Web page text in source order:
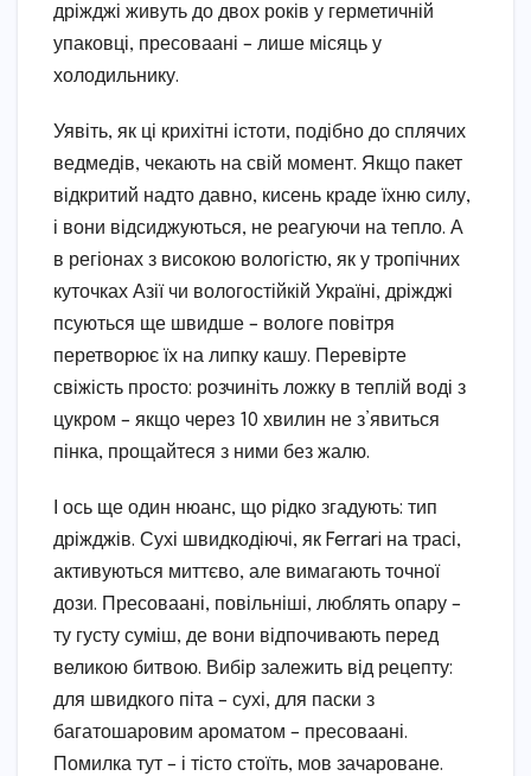
дріжджі живуть до двох років у герметичній
упаковці, пресоваані – лише місяць у
холодильнику.
Уявіть, як ці крихітні істоти, подібно до сплячих
ведмедів, чекають на свій момент. Якщо пакет
відкритий надто давно, кисень краде їхню силу,
і вони відсиджуються, не реагуючи на тепло. А
в регіонах з високою вологістю, як у тропічних
куточках Азії чи вологостійкій Україні, дріжджі
псуються ще швидше – вологе повітря
перетворює їх на липку кашу. Перевірте
свіжість просто: розчиніть ложку в теплій воді з
цукром – якщо через 10 хвилин не з’явиться
пінка, прощайтеся з ними без жалю.
І ось ще один нюанс, що рідко згадують: тип
дріжджів. Сухі швидкодіючі, як Ferrari на трасі,
активуються миттєво, але вимагають точної
дози. Пресоваані, повільніші, люблять опару –
ту густу суміш, де вони відпочивають перед
великою битвою. Вибір залежить від рецепту:
для швидкого піта – сухі, для паски з
багатошаровим ароматом – пресоваані.
Помилка тут – і тісто стоїть, мов зачароване.